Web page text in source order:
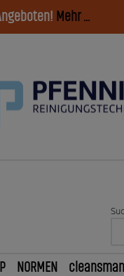
Mehr ...
NORMEN cleansman